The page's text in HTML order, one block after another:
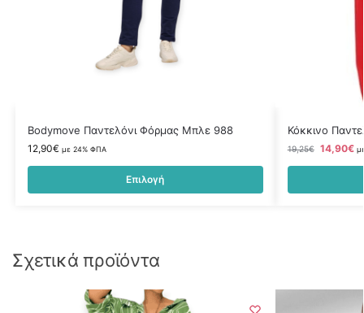
Bodymove Παντελόνι Φόρμας Μπλε 988
12,90€ με 24% ΦΠΑ
Επιλογή
Κόκκινο
19,25€ 14,90€
Σχετικά προϊόντα